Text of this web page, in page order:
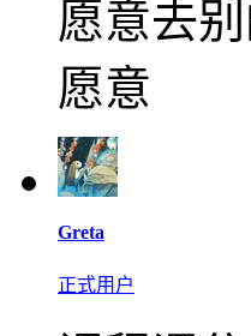
愿意去
愿意
Greta
正式用户